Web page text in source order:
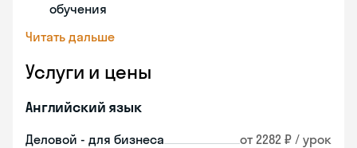
обучения
Читать дальше
Услуги и цены
Английский язык
Деловой - для бизнеса от 2282 ₽ / урок